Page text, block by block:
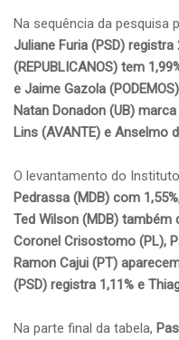
Na sequência da pesquisa
Juliane Furia (PSD) registra
(REPUBLICANOS) tem
e Jaime Gazola
Natan Donadon (UB) marca
Lins (AVANTE) e Anselmo
O levantamento do
Pedrassa (MDB) com
Ted Wilson (MDB) também
Coronel Crisostomo (PL),
Ramon Cajui (PT)
(PSD) registra 1,11% e
Na parte final da tabela,